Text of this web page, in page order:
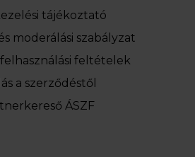
tájékoztató
moderálási szabályzat
feltételek
a szerződéstől
ÁSZF